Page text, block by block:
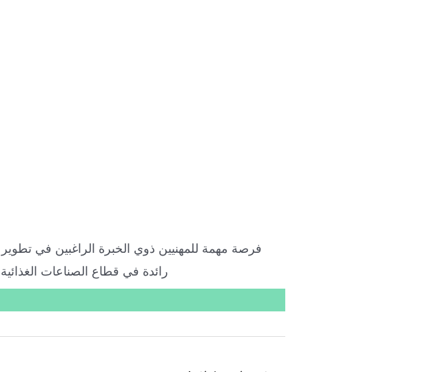
رائدة في قطاع الصناعات